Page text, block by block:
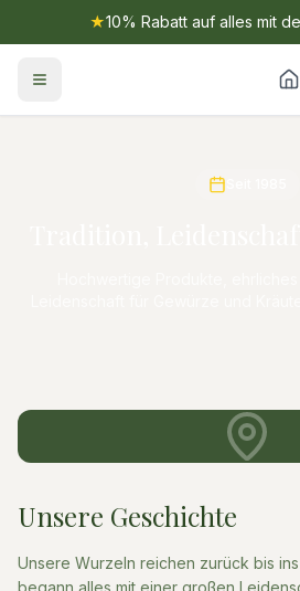
★10% Rabatt auf alles mit
Unsere Geschichte
Unsere Wurzeln reichen zurück bis ins
begann alles mit einer großen